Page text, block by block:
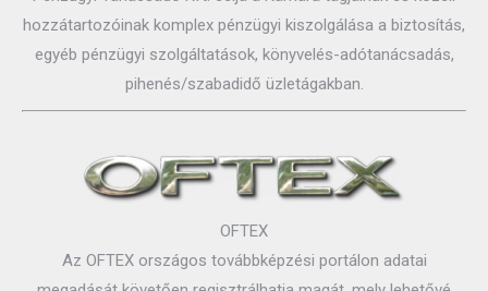
hozzátartozóinak komplex pénzügyi kiszolgálása a biztosítás,
egyéb pénzügyi szolgáltatások, könyvelés-adótanácsadás,
pihenés/szabadidő üzletágakban.
OFTEX
Az OFTEX országos továbbképzési portálon adatai